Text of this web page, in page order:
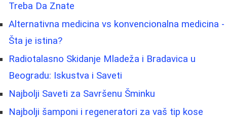
Treba Da Znate
Alternativna medicina vs konvencionalna medicina -
Šta je istina?
Radiotalasno Skidanje Mladeža i Bradavica u
Beogradu: Iskustva i Saveti
Najbolji Saveti za Savršenu Šminku
Najbolji šamponi i regeneratori za vaš tip kose